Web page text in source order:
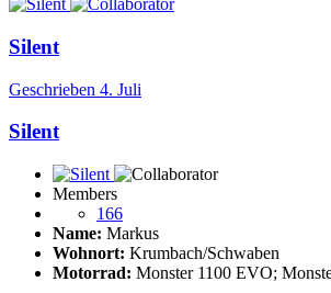
Silent
Geschrieben 4. Juli
Silent
Members
166
Name: Markus
Wohnort: Krumbach/Schwaben
Motorrad: Monster 1100 EVO;